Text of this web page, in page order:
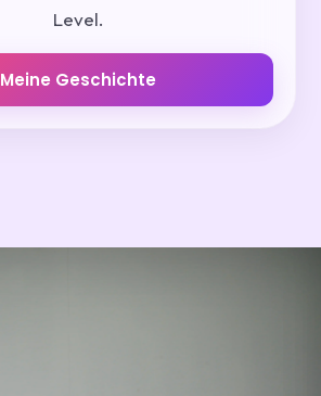
Level.
Meine Geschichte